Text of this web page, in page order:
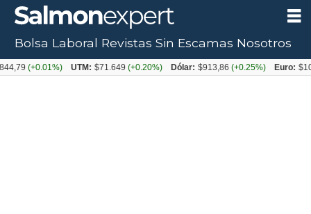
Bolsa Laboral Revistas Sin Escamas Nosotros
UTM: $71.649(+0.20%) Dólar: $913,86(+0.25%) Euro: $1053,08